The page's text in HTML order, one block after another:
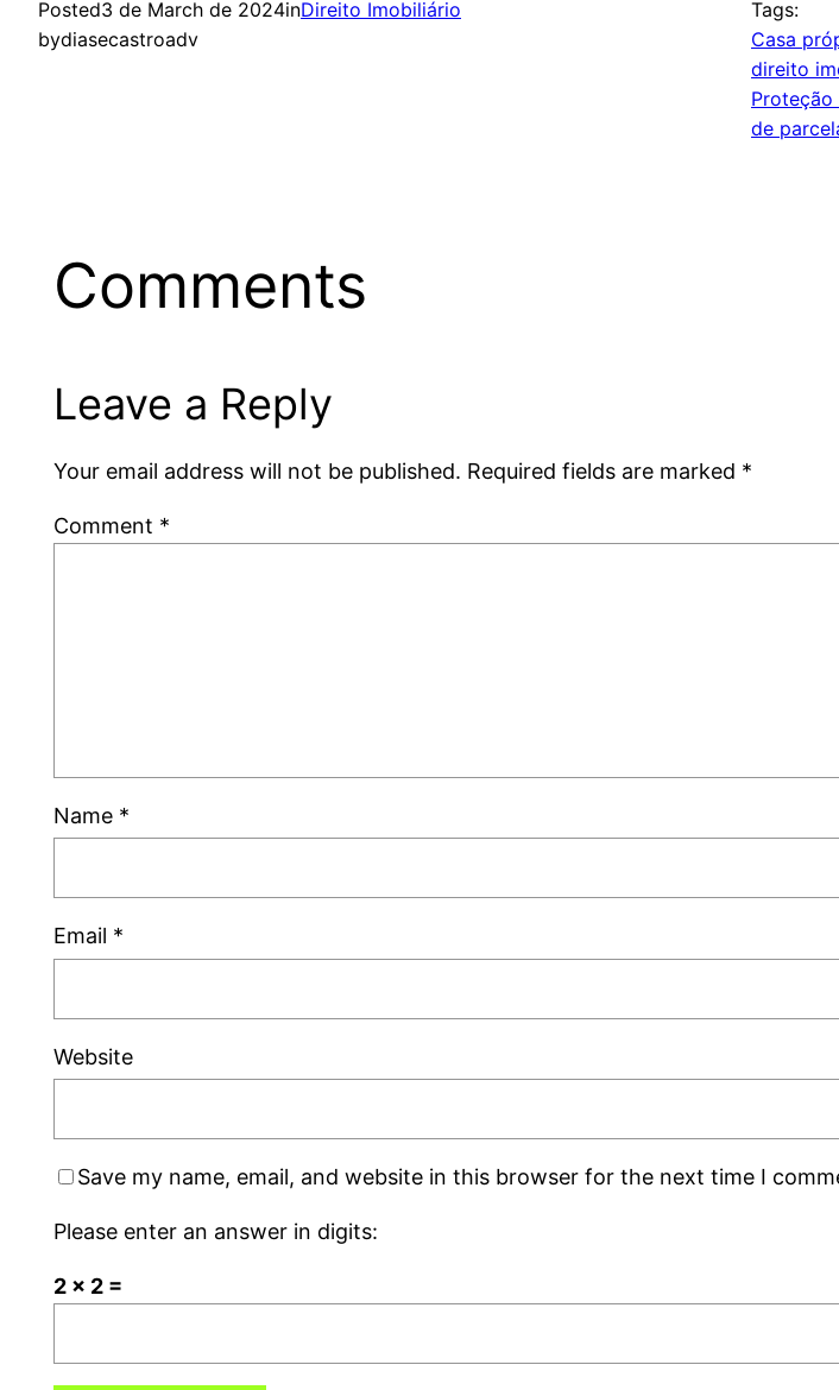
Posted3 de March de 2024inDireito Imobiliário
bydiasecastroadv
Tags:
Casa
direito
de
Comments
Leave a Reply
Your email address will not be published. Required fields are marked *
Comment *
Name *
Email *
Website
Save my name, email, and website in this browser for the next time I
Please enter an answer in digits:
2 × 2 =